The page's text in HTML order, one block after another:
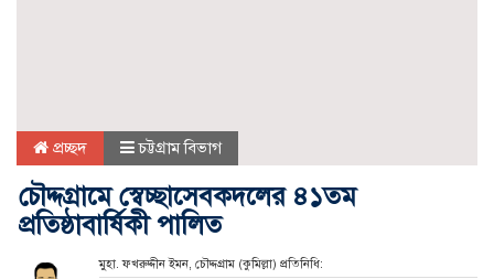
প্রচ্ছদ চট্টগ্রাম বিভাগ
চৌদ্দগ্রামে স্বেচ্ছাসেবকদলের ৪১তম
প্রতিষ্ঠাবার্ষিকী পালিত
মুহা. ফখরুদ্দীন ইমন, চৌদ্দগ্রাম (কুমিল্লা) প্রতিনিধি: